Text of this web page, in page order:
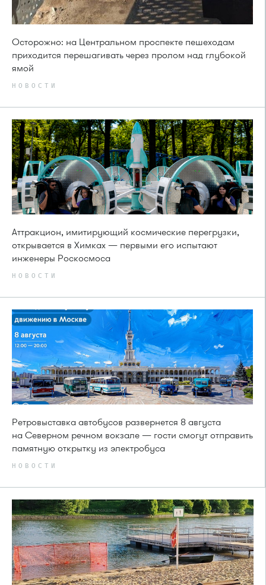
Осторожно: на Центральном проспекте пешеходам
приходится перешагивать через пролом над глубокой
ямой
НОВОСТИ
Аттракцион, имитирующий космические перегрузки,
открывается в Химках — первыми его испытают
инженеры Роскосмоса
НОВОСТИ
Ретровыставка автобусов развернется 8 августа
на Северном речном вокзале — гости смогут отправить
памятную открытку из электробуса
НОВОСТИ